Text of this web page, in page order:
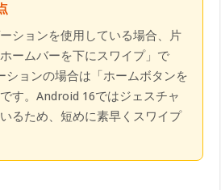
ションを使用している場合、片
ームバーを下にスワイプ」で
ションの場合は「ホームボタンを
す。Android 16ではジェスチャ
るため、短めに素早くスワイプ